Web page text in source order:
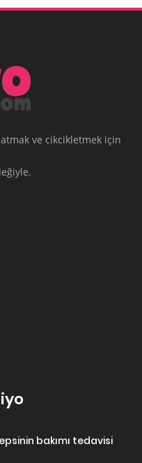
ve cikcikletmek için
bakımı tedavisi